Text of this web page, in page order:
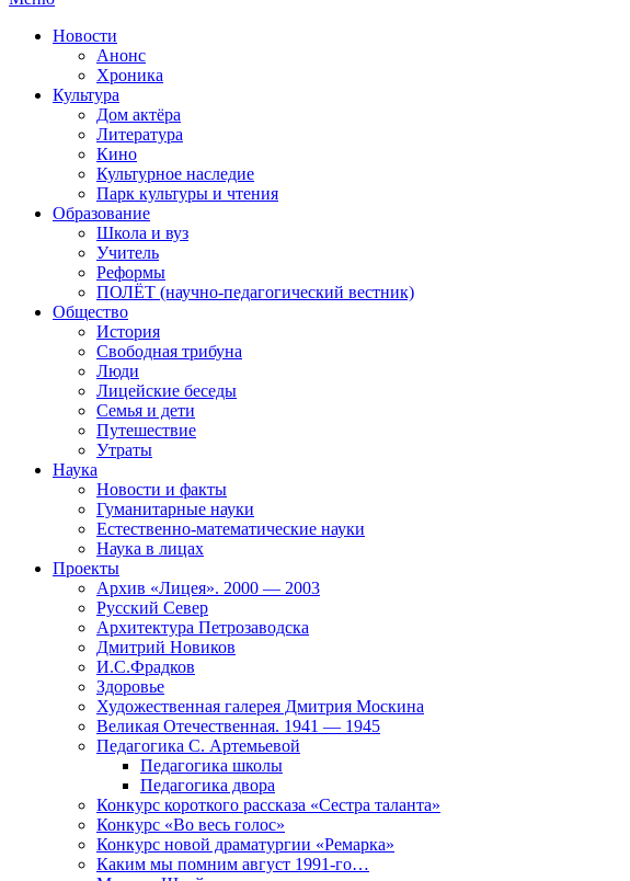
Новости
Анонс
Хроника
Культура
Дом актёра
Литература
Кино
Культурное наследие
Парк культуры и чтения
Образование
Школа и вуз
Учитель
Реформы
ПОЛЁТ (научно-педагогический вестник)
Общество
История
Свободная трибуна
Люди
Лицейские беседы
Семья и дети
Путешествие
Утраты
Наука
Новости и факты
Гуманитарные науки
Естественно-математические науки
Наука в лицах
Проекты
Архив «Лицея». 2000 — 2003
Русский Север
Архитектура Петрозаводска
Дмитрий Новиков
И.С.Фрадков
Здоровье
Художественная галерея Дмитрия Москина
Великая Отечественная. 1941 — 1945
Педагогика С. Артемьевой
Педагогика школы
Педагогика двора
Конкурс короткого рассказа «Сестра таланта»
Конкурс «Во весь голос»
Конкурс новой драматургии «Ремарка»
Каким мы помним август 1991-го…